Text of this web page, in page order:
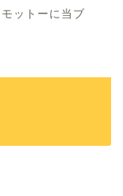
ットーに当ブ